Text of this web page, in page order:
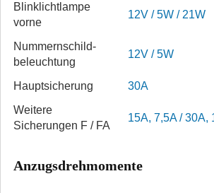
Blinklichtlampe
vorne
12V / 5W / 21W
Nummernschild­
beleuchtung
12V / 5W
Hauptsicherung
30A
Weitere
Sicherungen F / FA
15A, 7,5A / 30A,
Anzugsdrehmomente